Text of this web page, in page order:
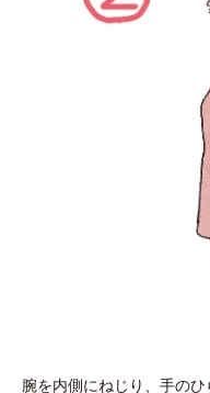
腕を内側にねじり、手の